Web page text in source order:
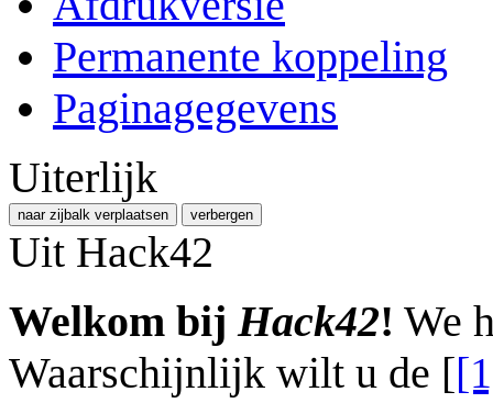
Permanente koppeling
Paginagegevens
Uiterlijk
naar zijbalk verplaatsen verbergen
Uit Hack42
Welkom bij Hack42! We
Waarschijnlijk wilt u de [